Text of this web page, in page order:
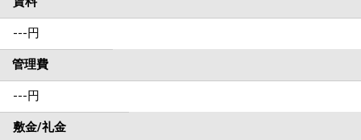
---円
管理費
---円
敷金/礼金